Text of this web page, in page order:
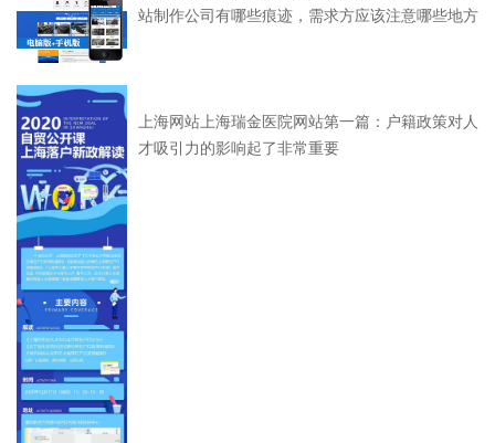
站制作公司有哪些痕迹，需求方应该注意哪些地方
上海网站上海瑞金医院网站第一篇：户籍政策对人
才吸引力的影响起了非常重要